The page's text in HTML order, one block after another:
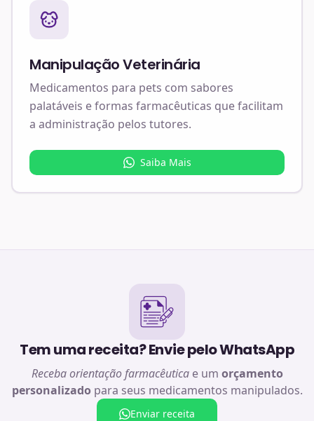
Manipulação Veterinária
Medicamentos para pets com sabores
palatáveis e formas farmacêuticas que facilitam
a administração pelos tutores.
Saiba Mais
Tem uma receita? Envie pelo WhatsApp
Receba orientação farmacêuticae um orçamento
personalizado para seus medicamentos manipulados.
Enviar receita